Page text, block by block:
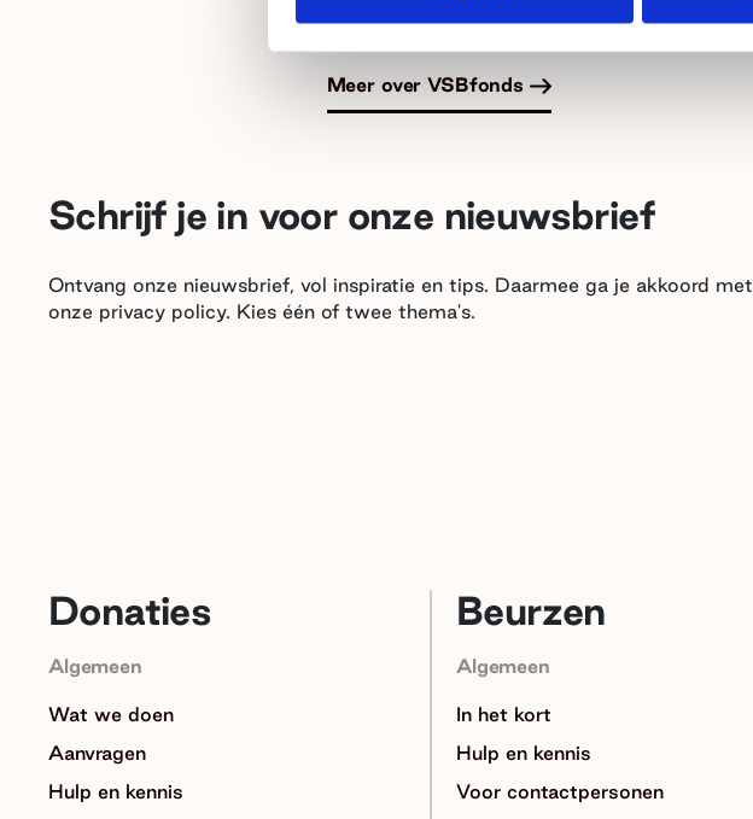
Meer over VSBfonds
Schrijf je in voor onze nieuwsbrief
Ontvang onze nieuwsbrief, vol inspiratie en tips. Daarmee ga je akkoord met
onze privacy policy. Kies één of twee thema's.
Donaties
Algemeen
Wat we doen
Aanvragen
Hulp en kennis
Beurzen
Algemeen
In het kort
Hulp en kennis
Voor contactpersonen